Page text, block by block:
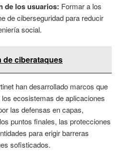
de los usuarios: Formar a los
de ciberseguridad para reducir
social.
de ciberataques
han desarrollado marcos que
ecosistemas de aplicaciones
las defensas en capas,
puntos finales, las protecciones
para erigir barreras
sofisticados.